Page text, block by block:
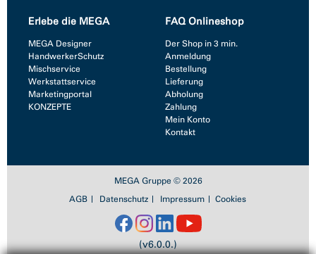
Erlebe die MEGA
MEGA Designer
HandwerkerSchutz
Mischservice
Werkstattservice
Marketingportal
KONZEPTE
FAQ Onlineshop
Der Shop in 3 min.
Anmeldung
Bestellung
Lieferung
Abholung
Zahlung
Mein Konto
Kontakt
MEGA Gruppe © 2026
AGB
Datenschutz Impressum Cookies
(v6.0.0.)